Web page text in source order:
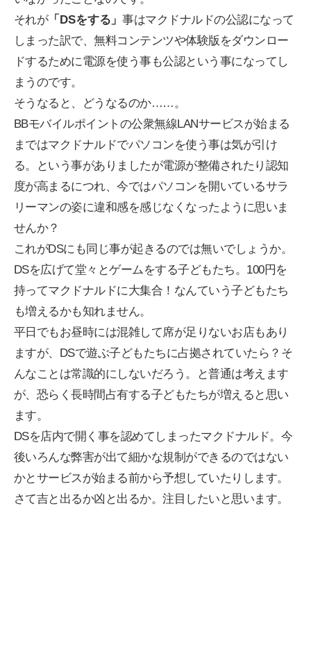
それが「DSをする」事はマクドナルドの公認になって
しまった訳で、無料コンテンツや体験版をダウンロー
ドするために電源を使う事も公認という事になってし
まうのです。
そうなると、どうなるのか……。
BBモバイルポイントの公衆無線LANサービスが始まる
まではマクドナルドでパソコンを使う事は気が引け
る。という事がありましたが電源が整備されたり認知
度が高まるにつれ、今ではパソコンを開いているサラ
リーマンの姿に違和感を感じなくなったように思いま
せんか？
これがDSにも同じ事が起きるのでは無いでしょうか。
DSを広げて堂々とゲームをする子どもたち。100円を
持ってマクドナルドに大集合！なんていう子どもたち
も増えるかも知れません。
平日でもお昼時には混雑して席が足りないお店もあり
ますが、DSで遊ぶ子どもたちに占拠されていたら？そ
んなことは常識的にしないだろう。と普通は考えます
が、恐らく長時間占有する子どもたちが増えると思い
ます。
DSを店内で開く事を認めてしまったマクドナルド。今
後いろんな弊害が出て細かな規制ができるのではない
かとサービスが始まる前から予想していたりします。
さて吉と出るか凶と出るか。注目したいと思います。